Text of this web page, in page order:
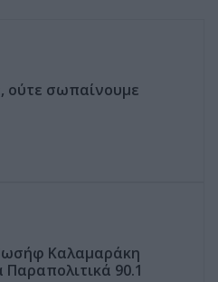
ούτε σωπαίνουμε
Καλαμαράκη
90.1